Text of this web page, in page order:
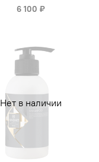
6 100 ₽
Нет в наличии